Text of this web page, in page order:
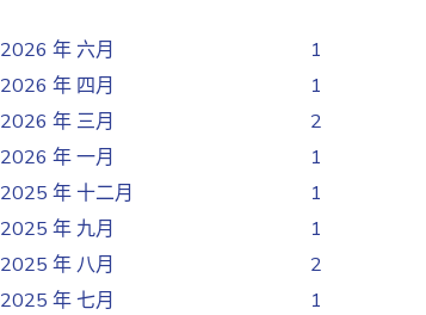
2026 年 六月
1
2026 年 四月
1
2026 年 三月
2
2026 年 一月
1
2025 年 十二月
1
2025 年 九月
1
2025 年 八月
2
2025 年 七月
1